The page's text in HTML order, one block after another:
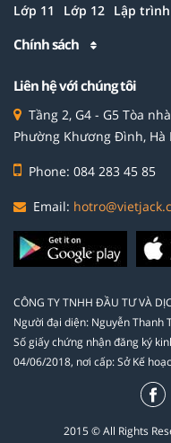
Lớp 11 Lớp 12 Lập trình
Chính sách
Liên hệ với chúng tôi
Tầng 2, G4 - G5 Tòa
Phường Khương Đình, Hà
Phone: 084 283 45 85
Email:
CÔNG TY TNHH ĐẦU TƯ VÀ
Người đại diện: Nguyễn Thanh
Số giấy chứng nhận đăng ký
04/06/2018, nơi cấp: Sở Kế
2015 © All Rights